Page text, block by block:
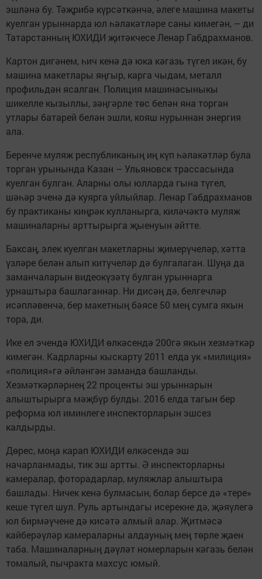
эшләнә бу. Тәҗрибә күрсәткәнчә, әлеге машина макеты
куелган урыннарда юл һәлакәтләре саны кимегән, – ди
Татарстанның ЮХИДИ җитәкчесе Ленар Габдрахманов.
Картон дигәнем, һич кенә дә юка кәгазь түгел икән, бу
машина макетлары яңгыр, карга чыдам, металл
профильдән ясалган. Полиция машинасыныкы
шикелле кызыллы, зәңгәрле төс белән яна торган
утлары батарей белән эшли, кояш нурыннан энергия
ала.
Беренче муляж республиканың иң күп һәлакәтләр була
торган урынында Казан – Ульяновск трассасында
куелган булган. Аларны олы юлларда гына түгел,
шәһәр эченә дә куярга уйлыйлар. Ленар Габдрахманов
бу практиканы киңрәк кулланырга, киләчәктә муляж
машиналарны арттырырга җыенуын әйтте.
Баксаң, элек куелган макетларны җимерүчеләр, хәтта
үзләре белән алып китүчеләр дә булгалаган. Шуңа да
заманчаларын видеокүзәтү булган урыннарга
урнаштыра башлаганнар. Ни дисәң дә, белгечләр
исәпләвенчә, бер макетның бәясе 50 мең сумга якын
тора, ди.
Ике ел эчендә ЮХИДИ өлкәсендә 200гә якын хезмәткәр
кимегән. Кадрларны кыскарту 2011 елда ук «милиция»
«полиция»гә әйләнгән заманда башланды.
Хезмәткәрләрнең 22 проценты эш урыннарын
алыштырырга мәҗбүр булды. 2016 елда тагын бер
реформа юл иминлеге инспекторларын эшсез
калдырды.
Дөрес, моңа карап ЮХИДИ өлкәсендә эш
начарланмады, тик эш артты. Ә инспекторларны
камералар, фоторадарлар, муляжлар алыштыра
башлады. Ничек кенә булмасын, болар берсе дә «тере»
кеше түгел шул. Руль артындагы исерекне дә, җәяүлегә
юл бирмәүчене дә кисәтә алмый алар. Җитмәсә
кайберәүләр камераларны алдауның мең төрле җаен
таба. Машиналарның дәүләт номерларын кәгазь белән
томалый, пычракта махсус юмый.